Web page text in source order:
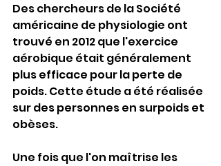
Des chercheurs de la Société
américaine de physiologie ont
trouvé en 2012 que l'exercice
aérobique était généralement
plus efficace pour la perte de
poids. Cette étude a été réalisée
sur des personnes en surpoids et
obèses.
Une fois que l'on maîtrise les